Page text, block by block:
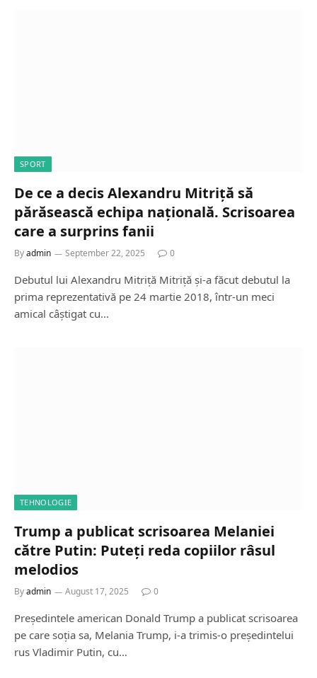
SPORT
De ce a decis Alexandru Mitriță să
părăsească echipa națională. Scrisoarea
care a surprins fanii
Byadmin September 22, 2025 0
Debutul lui Alexandru Mitriță Mitriță și-a făcut debutul la
prima reprezentativă pe 24 martie 2018, într-un meci
amical câștigat cu…
TEHNOLOGIE
Trump a publicat scrisoarea Melaniei
către Putin: Puteți reda copiilor râsul
melodios
Byadmin August 17, 2025 0
Președintele american Donald Trump a publicat scrisoarea
pe care soția sa, Melania Trump, i-a trimis-o președintelui
rus Vladimir Putin, cu…